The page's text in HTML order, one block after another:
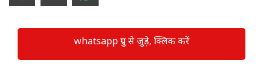
whatsapp ग्रुप से जुड़े, क्लिक करें